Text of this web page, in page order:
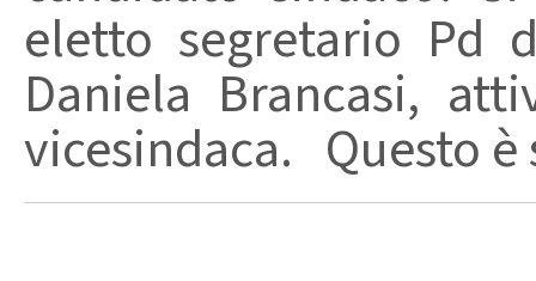
eletto segretario Pd
Daniela Brancasi,
vicesindaca. Questo è